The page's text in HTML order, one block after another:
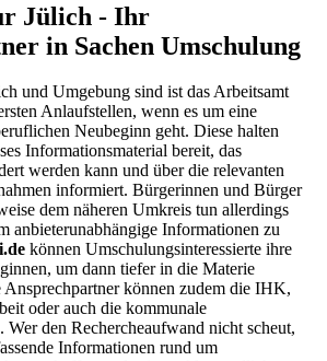
Jülich - Ihr
in Sachen Umschulung
und Umgebung sind ist das Arbeitsamt
Anlaufstellen, wenn es um eine
Neubeginn geht. Diese halten
Informationsmaterial bereit, das
werden kann und über die relevanten
informiert. Bürgerinnen und Bürger
dem näheren Umkreis tun allerdings
anbieterunabhängige Informationen zu
können Umschulungsinteressierte ihre
um dann tiefer in die Materie
Ansprechpartner können zudem die IHK,
oder auch die kommunale
Wer den Rechercheaufwand nicht scheut,
Informationen rund um